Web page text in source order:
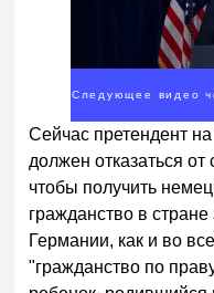
Следующее видео
4
Сейчас претендент
должен отказаться от
чтобы получить
гражданство в
Германии, как и во
"гражданство по